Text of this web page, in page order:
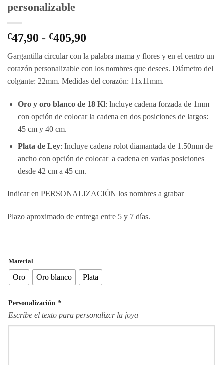
personalizable
€47,90 - €405,90
precios:
desde
€47,90
€405,90
Gargantilla circular con la palabra mama y flores y en el centro un
corazón personalizable con los nombres que desees. Diámetro del
colgante: 22mm. Medidas del corazón: 11x11mm.
Oro y oro blanco de 18 Kl: Incluye cadena forzada de 1mm
con opción de colocar la cadena en dos posiciones de largos:
45 cm y 40 cm.
Plata de Ley: Incluye cadena rolot diamantada de 1.50mm de
ancho con opción de colocar la cadena en varias posiciones
desde 42 cm a 45 cm.
Indicar en PERSONALIZACIÓN los nombres a grabar
Plazo aproximado de entrega entre 5 y 7 días.
Material
Oro Oro blanco Plata
Personalización *
Escribe el texto para personalizar la joya